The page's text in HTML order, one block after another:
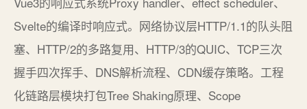
Svelte的编译时响应式。网络协议层HTTP/1.1的队头阻
塞、HTTP/2的多路复用、HTTP/3的QUIC、TCP三次
握手四次挥手、DNS解析流程、CDN缓存策略。工程
化链路层模块打包Tree Shaking原理、Scope